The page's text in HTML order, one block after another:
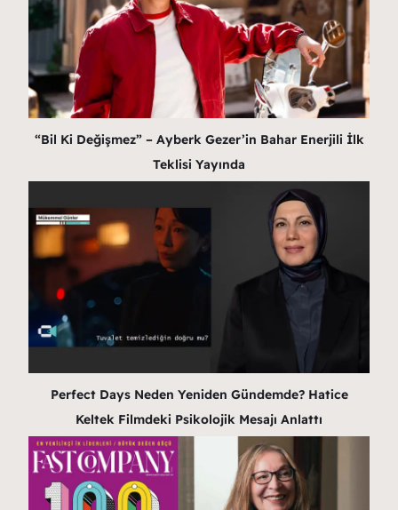
“Bil Ki Değişmez” – Ayberk Gezer’in Bahar Enerjili İlk
Teklisi Yayında
Perfect Days Neden Yeniden Gündemde? Hatice
Keltek Filmdeki Psikolojik Mesajı Anlattı